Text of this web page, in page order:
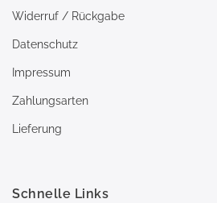
Widerruf / Rückgabe
Datenschutz
Impressum
Zahlungsarten
Lieferung
Schnelle Links